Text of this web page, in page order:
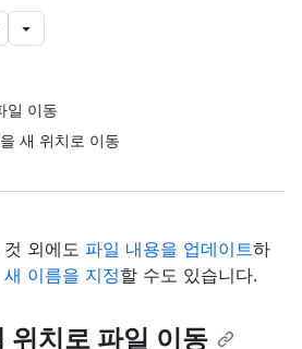
일 이동
새 위치로 이동
외에도 파일 내용을 업데이트하
새 이름을 지정할 수도 있습니다.
치로 파일 이동